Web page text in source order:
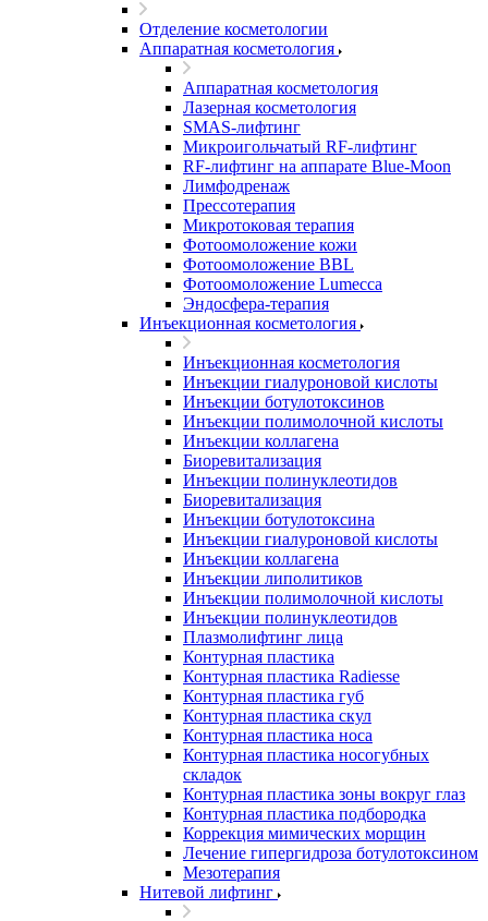
Отделение косметологии
Аппаратная косметология
Аппаратная косметология
Лазерная косметология
SMAS-лифтинг
Микроигольчатый RF-лифтинг
RF-лифтинг на аппарате Blue-Moon
Лимфодренаж
Прессотерапия
Микротоковая терапия
Фотоомоложение кожи
Фотоомоложение BBL
Фотоомоложение Lumecca
Эндосфера-терапия
Инъекционная косметология
Инъекционная косметология
Инъекции гиалуроновой кислоты
Инъекции ботулотоксинов
Инъекции полимолочной кислоты
Инъекции коллагена
Биоревитализация
Инъекции полинуклеотидов
Биоревитализация
Инъекции ботулотоксина
Инъекции гиалуроновой кислоты
Инъекции коллагена
Инъекции липолитиков
Инъекции полимолочной кислоты
Инъекции полинуклеотидов
Плазмолифтинг лица
Контурная пластика
Контурная пластика Radiesse
Контурная пластика губ
Контурная пластика скул
Контурная пластика носа
Контурная пластика носогубных
складок
Контурная пластика зоны вокруг глаз
Контурная пластика подбородка
Коррекция мимических морщин
Лечение гипергидроза ботулотоксином
Мезотерапия
Нитевой лифтинг